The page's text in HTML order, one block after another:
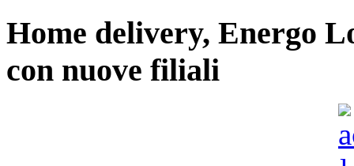
Home delivery, Energo
con nuove filiali